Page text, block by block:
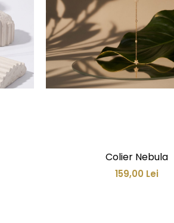
Colier Nebula
159,00 Lei